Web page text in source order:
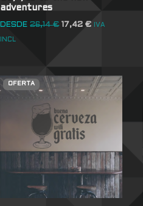
adventures
DESDE 26,14€ 17,42€ IVA
INCL
OFERTA